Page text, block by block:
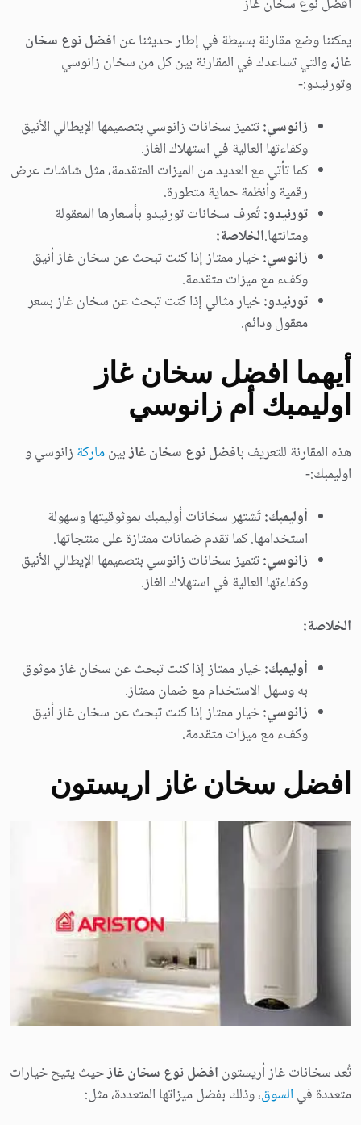
افضل نوع سخان غاز
يمكننا وضع مقارنة بسيطة في إطار حديثنا عن افضل نوع سخان
غاز،والتي تساعدك في المقارنة بين كل من سخان زانوسي
وتورنيدو:-
زانوسي:تتميز سخانات زانوسي بتصميمها الإيطالي الأنيق
وكفاءتها العالية في استهلاك الغاز.
كما تأتي مع العديد من الميزات المتقدمة، مثل شاشات عرض
رقمية وأنظمة حماية متطورة.
تورنيدو:تُعرف سخانات تورنيدو بأسعارها المعقولة
ومتانتها.الخلاصة:
زانوسي:خيار ممتاز إذا كنت تبحث عن سخان غاز أنيق
وكفء مع ميزات متقدمة.
تورنيدو:خيار مثالي إذا كنت تبحث عن سخان غاز بسعر
معقول ودائم.
أيهما افضل سخان غاز
اوليمبك أم زانوسي
هذه المقارنة للتعريف بافضل نوع سخان غازبينماركة زانوسي و
اوليمبك:-
أوليمبك:تَشتهر سخانات أوليمبك بموثوقيتها وسهولة
استخدامها. كما تقدم ضمانات ممتازة على منتجاتها.
زانوسي:تتميز سخانات زانوسي بتصميمها الإيطالي الأنيق
وكفاءتها العالية في استهلاك الغاز.
الخلاصة:
أوليمبك:خيار ممتاز إذا كنت تبحث عن سخان غاز موثوق
به وسهل الاستخدام مع ضمان ممتاز.
زانوسي:خيار ممتاز إذا كنت تبحث عن سخان غاز أنيق
وكفء مع ميزات متقدمة.
افضل سخان غاز اريستون
تُعد سخانات غاز أريستون افضل نوع سخان غازحيث يتيح خيارات
متعددة في السوق، وذلك بفضل ميزاتها المتعددة، مثل: